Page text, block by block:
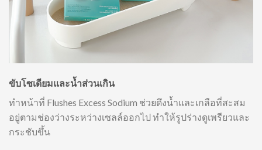
ขับโซเดียมและน้ำส่วนเกิน
ทำหน้าที่ Flushes Excess Sodium ช่วยดึงน้ำและเกลือที่สะสม
อยู่ตามช่องว่างระหว่างเซลล์ออกไป ทำให้รูปร่างดูเพรียวและ
กระชับขึ้น